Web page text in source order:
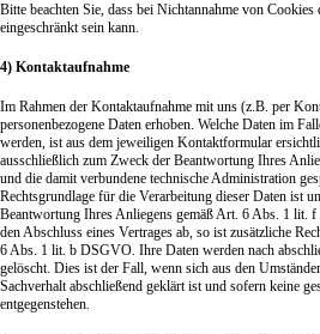
Bitte beachten Sie, dass bei Nichtannahme von
eingeschränkt sein kann.
4) Kontaktaufnahme
Im Rahmen der Kontaktaufnahme mit uns (z.B. per
personenbezogene Daten erhoben. Welche Daten im
werden, ist aus dem jeweiligen Kontaktformular
ausschließlich zum Zweck der Beantwortung Ihres
und die damit verbundene technische Administration
Rechtsgrundlage für die Verarbeitung dieser Daten ist
Beantwortung Ihres Anliegens gemäß Art. 6 Abs. 1
den Abschluss eines Vertrages ab, so ist zusätzliche
6 Abs. 1 lit. b DSGVO. Ihre Daten werden nach
gelöscht. Dies ist der Fall, wenn sich aus den
Sachverhalt abschließend geklärt ist und sofern keine
entgegenstehen.